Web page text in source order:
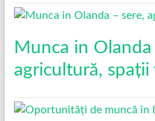
Munca in Olanda
agricultură, spații